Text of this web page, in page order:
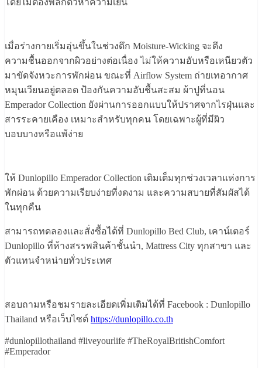
โดยไม่ต้องพลิกตัวหาความเย็น
เมื่อร่างกายเริ่มอุ่นขึ้นในช่วงดึก Moisture-Wicking จะดึง
ความชื้นออกจากผิวอย่างต่อเนื่อง ไม่ให้ความอับหรือเหนียวตัว
มาขัดจังหวะการพักผ่อน ขณะที่ Airflow System ถ่ายเทอากาศ
หมุนเวียนอยู่ตลอด ป้องกันความอับชื้นสะสม ผ้าปูที่นอน
Emperador Collection ยังผ่านการออกแบบให้ปราศจากไรฝุ่นและ
สารระคายเคือง เหมาะสำหรับทุกคน โดยเฉพาะผู้ที่มีผิว
บอบบางหรือแพ้ง่าย
ให้ Dunlopillo Emperador Collection เติมเต็มทุกช่วงเวลาแห่งการ
พักผ่อน ด้วยความเรียบง่ายที่งดงาม และความสบายที่สัมผัสได้
ในทุกคืน
สามารถทดลองและสั่งซื้อได้ที่ Dunlopillo Bed Club, เคาน์เตอร์
Dunlopillo ที่ห้างสรรพสินค้าชั้นนำ, Mattress City ทุกสาขา และ
ตัวแทนจำหน่ายทั่วประเทศ
สอบถามหรือชมรายละเอียดเพิ่มเติมได้ที่ Facebook : Dunlopillo
Thailand หรือเว็บไซต์ https://dunlopillo.co.th
#dunlopillothailand #liveyourlife #TheRoyalBritishComfort
#Emperador